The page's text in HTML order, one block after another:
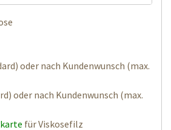
oder nach Kundenwunsch (max.
oder nach Kundenwunsch (max.
für Viskosefilz